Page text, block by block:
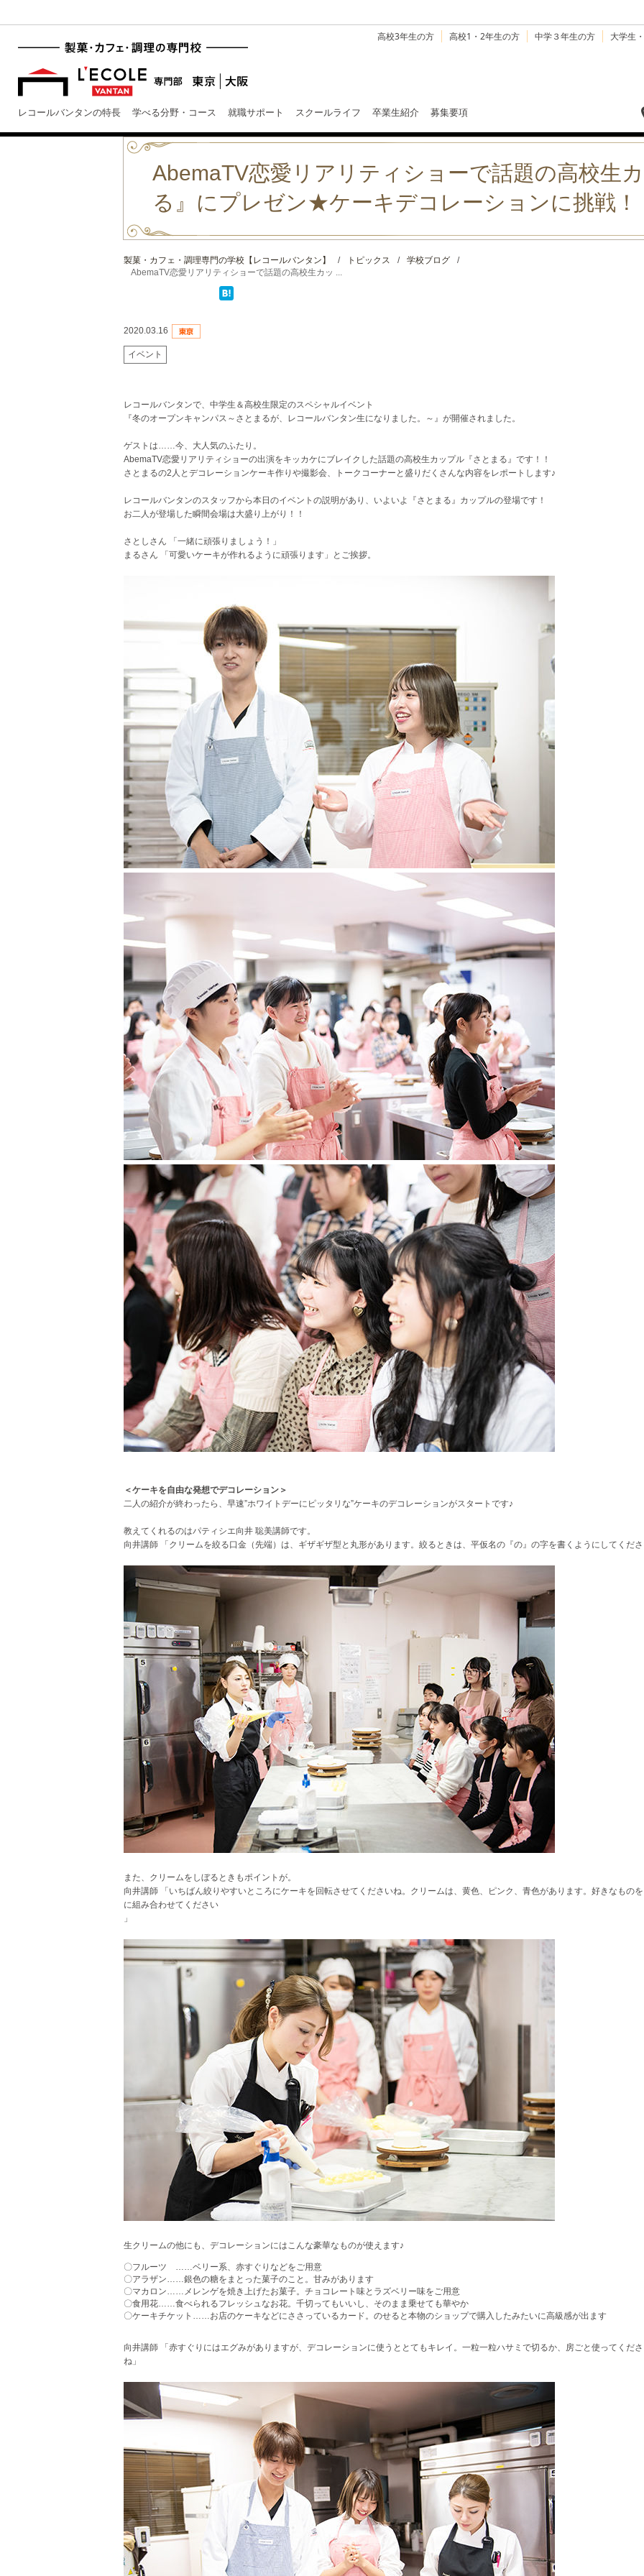
高校3年生の方 高校1・2年生の方 中学３年生の方 大学生
レコールバンタンの特長 学べる分野・コース 就職サポート スクールライフ 卒業生紹介 募集要項
AbemaTV恋愛リアリティショーで話題の高校生
る』にプレゼン★ケーキデコレーションに挑戦！
製菓・カフェ・調理専門の学校【レコールバンタン】 / トピックス / 学校ブログ
/
AbemaTV恋愛リアリティショーで話題の高校生カッ ...
2020.03.16
イベント
レコールバンタンで、中学生＆高校生限定のスペシャルイベント
『冬のオープンキャンパス～さとまるが、レコールバンタン生になりました。～』が開催されました。
ゲストは……今、大人気のふたり。
AbemaTV恋愛リアリティショーの出演をキッカケにブレイクした話題の高校生カップル『さとまる』です！！
さとまるの2人とデコレーションケーキ作りや撮影会、トークコーナーと盛りだくさんな内容をレポートします♪
レコールバンタンのスタッフから本日のイベントの説明があり、いよいよ『さとまる』カップルの登場です！
お二人が登場した瞬間会場は大盛り上がり！！
さとしさん 「一緒に頑張りましょう！」
まるさん 「可愛いケーキが作れるように頑張ります」とご挨拶。
＜ケーキを自由な発想でデコレーション＞
二人の紹介が終わったら、早速”ホワイトデーにピッタリな”ケーキのデコレーションがスタートです♪
教えてくれるのはパティシエ向井 聡美講師です。
向井講師 「クリームを絞る口金（先端）は、ギザギザ型と丸形があります。絞るときは、平仮名の『の』の字を書くようにしてくだ
また、クリームをしぼるときもポイントが。
向井講師 「いちばん絞りやすいところにケーキを回転させてくださいね。クリームは、黄色、ピンク、青色があります。好きなもの
に組み合わせてください
」
生クリームの他にも、デコレーションにはこんな豪華なものが使えます♪
〇フルーツ ……ベリー系、赤すぐりなどをご用意
〇アラザン……銀色の糖をまとった菓子のこと。甘みがあります
〇マカロン……メレンゲを焼き上げたお菓子。チョコレート味とラズベリー味をご用意
〇食用花……食べられるフレッシュなお花。千切ってもいいし、そのまま乗せても華やか
〇ケーキチケット……お店のケーキなどにささっているカード。のせると本物のショップで購入したみたいに高級感が出ます
向井講師 「赤すぐりにはエグみがありますが、デコレーションに使うととてもキレイ。一粒一粒ハサミで切るか、房ごと使ってくだ
ね」